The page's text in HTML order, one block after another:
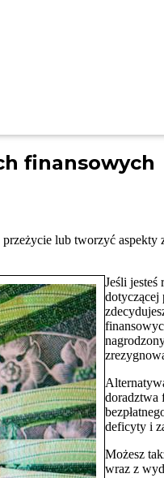
finansowych
lub tworzyć
Jeśli
dotyczącej
doradztwa
deficyty i
Możesz
wraz z